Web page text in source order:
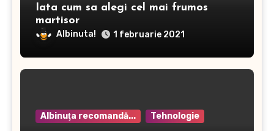
Iata cum sa alegi cel mai frumos
martisor
Albinuta! 1 februarie 2021
Albinuţa recomandă... Tehnologie